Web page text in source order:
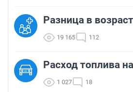
Разница в
19 165 112
Расход топлива
1 027 18